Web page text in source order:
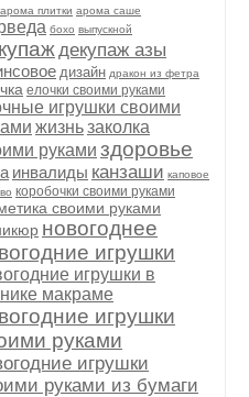
арома плитки арома саше
бохо выпускной
декупаж азы
дизайн дракон из фетра
елочки своими руками
игрушки своими
жизньзаколка
руками здоровье
инвалиды канзаши каповое
коробочки своими руками
своими руками
новогоднее
игрушки
игрушки в
макраме
игрушки
руками
игрушки
руками из бумаги